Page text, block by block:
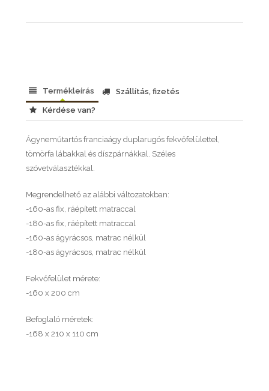
Termékleírás Szállítás, fizetés
Kérdése van?
Ágyneműtartós franciaágy duplarugós fekvőfelülettel,
tömörfa lábakkal és díszpárnákkal. Széles
szövetválasztékkal.
Megrendelhető az alábbi változatokban:
-160-as fix, ráépített matraccal
-180-as fix, ráépített matraccal
-160-as ágyrácsos, matrac nélkül
-180-as ágyrácsos, matrac nélkül
Fekvőfelület mérete:
-160 x 200 cm
Befoglaló méretek:
-168 x 210 x 110 cm